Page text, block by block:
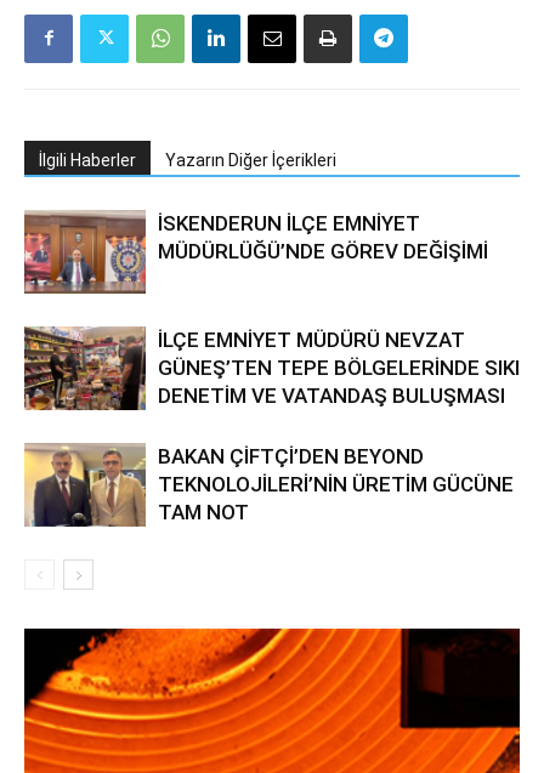
İlgili Haberler Yazarın Diğer İçerikleri
İSKENDERUN İLÇE EMNİYET
MÜDÜRLÜĞÜ’NDE GÖREV DEĞİŞİMİ
İLÇE EMNİYET MÜDÜRÜ NEVZAT
GÜNEŞ’TEN TEPE BÖLGELERİNDE SIKI
DENETİM VE VATANDAŞ BULUŞMASI
BAKAN ÇİFTÇİ’DEN BEYOND
TEKNOLOJİLERİ’NİN ÜRETİM GÜCÜNE
TAM NOT